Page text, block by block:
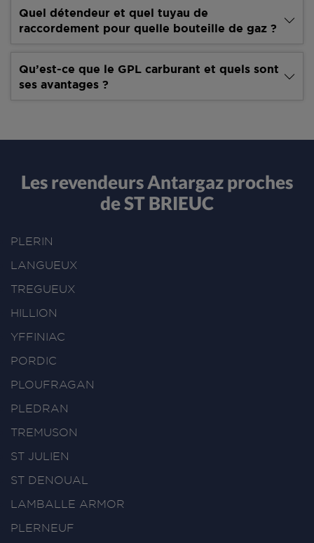
Quel détendeur et quel tuyau de
raccordement pour quelle bouteille de gaz ?
Qu’est-ce que le GPL carburant et quels sont
ses avantages ?
Les revendeurs Antargaz proches
de ST BRIEUC
PLERIN
LANGUEUX
TREGUEUX
HILLION
YFFINIAC
PORDIC
PLOUFRAGAN
PLEDRAN
TREMUSON
ST JULIEN
ST DENOUAL
LAMBALLE ARMOR
PLERNEUF